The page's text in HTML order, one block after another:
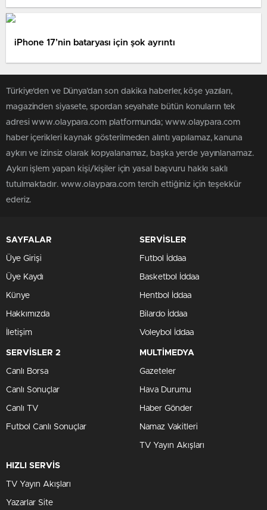
iPhone 17’nin bataryası için şok ayrıntı
Türkiye'den ve Dünya’dan son dakika haberler, köşe yazıları,
magazinden siyasete, spordan seyahate bütün konuların tek
adresi www.olaypara.com platformunda; www.olaypara.com
haber içerikleri kaynak gösterilmeden alıntı yapılamaz, kanuna
aykırı ve izinsiz olarak kopyalanamaz, başka yerde yayınlanamaz.
Aykırı işlem yapan kişi/kişiler için yasal başvuru hakkı saklı
tutulmaktadır. www.olaypara.com tercih ettiğiniz için teşekkür
ederiz.
SAYFALAR
Üye Girişi
Üye Kaydı
Künye
Hakkımızda
İletişim
SERVİSLER
Futbol İddaa
Basketbol İddaa
Hentbol İddaa
Bilardo İddaa
Voleybol İddaa
SERVİSLER 2
Canlı Borsa
Canlı Sonuçlar
Canlı TV
Futbol Canlı Sonuçlar
MULTİMEDYA
Gazeteler
Hava Durumu
Haber Gönder
Namaz Vakitleri
TV Yayın Akışları
HIZLI SERVİS
TV Yayın Akışları
Yazarlar Site